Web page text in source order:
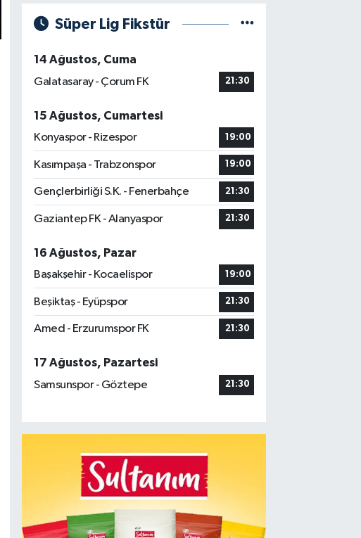
Süper Lig Fikstür
14 Ağustos, Cuma
Galatasaray - Çorum FK
21:30
15 Ağustos, Cumartesi
Konyaspor - Rizespor
19:00
Kasımpaşa - Trabzonspor 19:00
Gençlerbirliği S.K. - Fenerbahçe 21:30
Gaziantep FK - Alanyaspor 21:30
16 Ağustos, Pazar
Başakşehir - Kocaelispor
19:00
Beşiktaş - Eyüpspor 21:30
Amed - Erzurumspor FK 21:30
17 Ağustos, Pazartesi
Samsunspor - Göztepe
21:30